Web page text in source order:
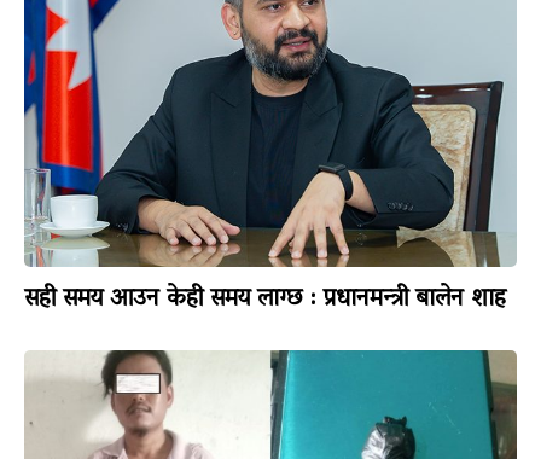
सही समय आउन केही समय लाग्छ : प्रधानमन्त्री बालेन शाह